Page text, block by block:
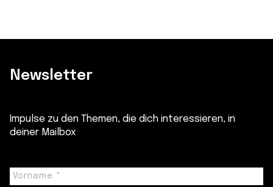
Newsletter
Impulse zu den Themen, die dich interessieren, in
deiner Mailbox